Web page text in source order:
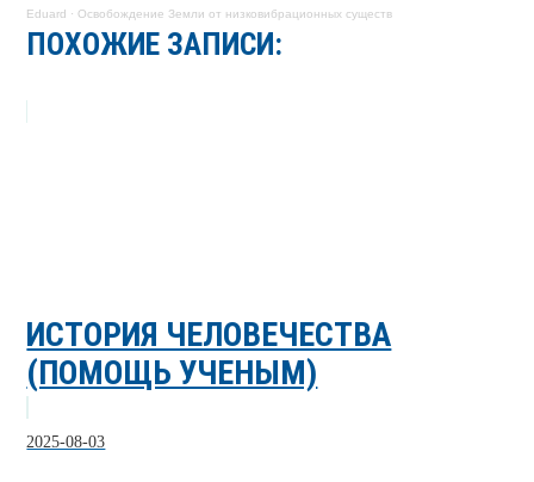
Eduard ·Освобождение Земли от низковибрационных существ
ПОХОЖИЕ ЗАПИСИ:
ИСТОРИЯ ЧЕЛОВЕЧЕСТВА
(ПОМОЩЬ УЧЕНЫМ)
2025-08-03